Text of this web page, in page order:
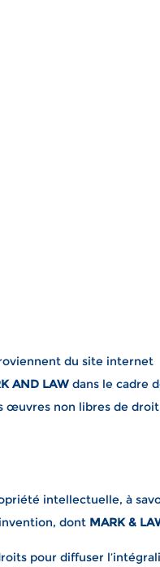
du site internet
AND LAW dans le cadre
non libres de
intellectuelle, à
dont MARK &
pour diffuser